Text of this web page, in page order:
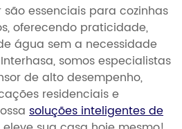
essenciais para cozinhas
oferecendo praticidade,
água sem a necessidade
somos especialistas
de alto desempenho,
residenciais e
soluções inteligentes de